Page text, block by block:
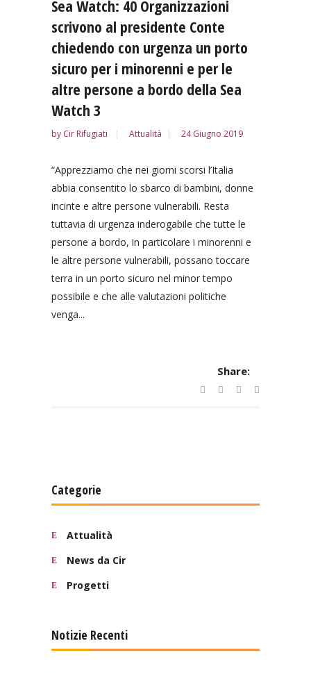
Sea Watch: 40 Organizzazioni
scrivono al presidente Conte
chiedendo con urgenza un porto
sicuro per i minorenni e per le
altre persone a bordo della Sea
Watch 3
by Cir Rifugiati Attualità 24 Giugno 2019
“Apprezziamo che nei giorni scorsi l’Italia
abbia consentito lo sbarco di bambini, donne
incinte e altre persone vulnerabili. Resta
tuttavia di urgenza inderogabile che tutte le
persone a bordo, in particolare i minorenni e
le altre persone vulnerabili, possano toccare
terra in un porto sicuro nel minor tempo
possibile e che alle valutazioni politiche
venga...
Share:
Categorie
Attualità
News da Cir
Progetti
Notizie Recenti